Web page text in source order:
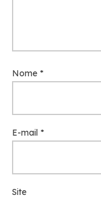
Nome *
E-mail *
Site